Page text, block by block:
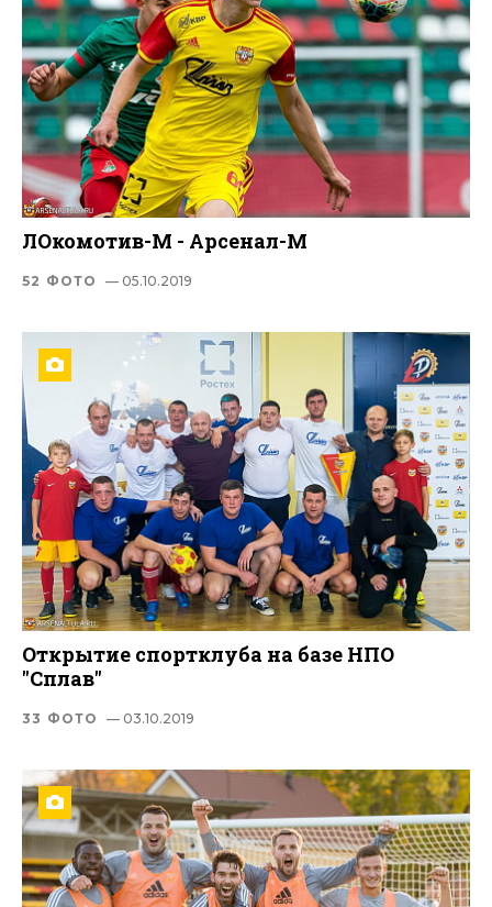
ЛОкомотив-М - Арсенал-М
52 ФОТО — 05.10.2019
Открытие спортклуба на базе НПО
"Сплав"
33 ФОТО — 03.10.2019